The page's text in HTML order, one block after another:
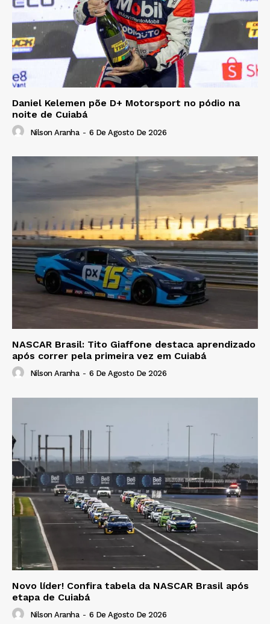
Daniel Kelemen põe D+ Motorsport no pódio na
noite de Cuiabá
Nilson Aranha - 6 De Agosto De 2026
NASCAR Brasil: Tito Giaffone destaca aprendizado
após correr pela primeira vez em Cuiabá
Nilson Aranha - 6 De Agosto De 2026
Novo líder! Confira tabela da NASCAR Brasil após
etapa de Cuiabá
Nilson Aranha - 6 De Agosto De 2026